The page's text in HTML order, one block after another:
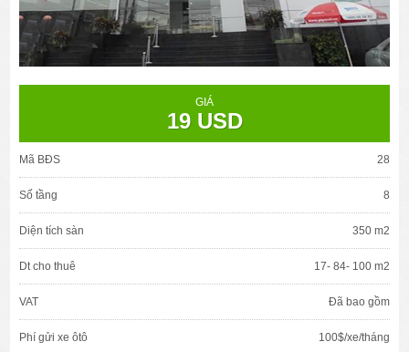
GIÁ
19 USD
Mã BĐS 28
Số tầng 8
Diện tích sàn 350 m2
Dt cho thuê 17- 84- 100 m2
VAT Đã bao gồm
Phí gửi xe ôtô 100$/xe/tháng